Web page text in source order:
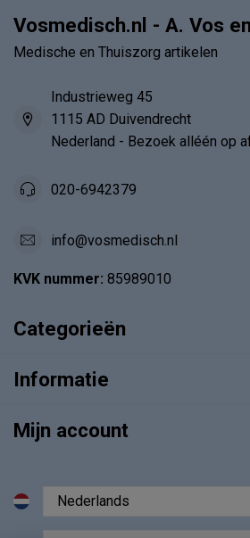
Vosmedisch.nl - A. Vos
Medische en Thuiszorg artikelen
Industrieweg 45
1115 AD Duivendrecht
Nederland - Bezoek alléén op
020-6942379
info@vosmedisch.nl
KVK nummer: 85989010
Categorieën
Informatie
Mijn account